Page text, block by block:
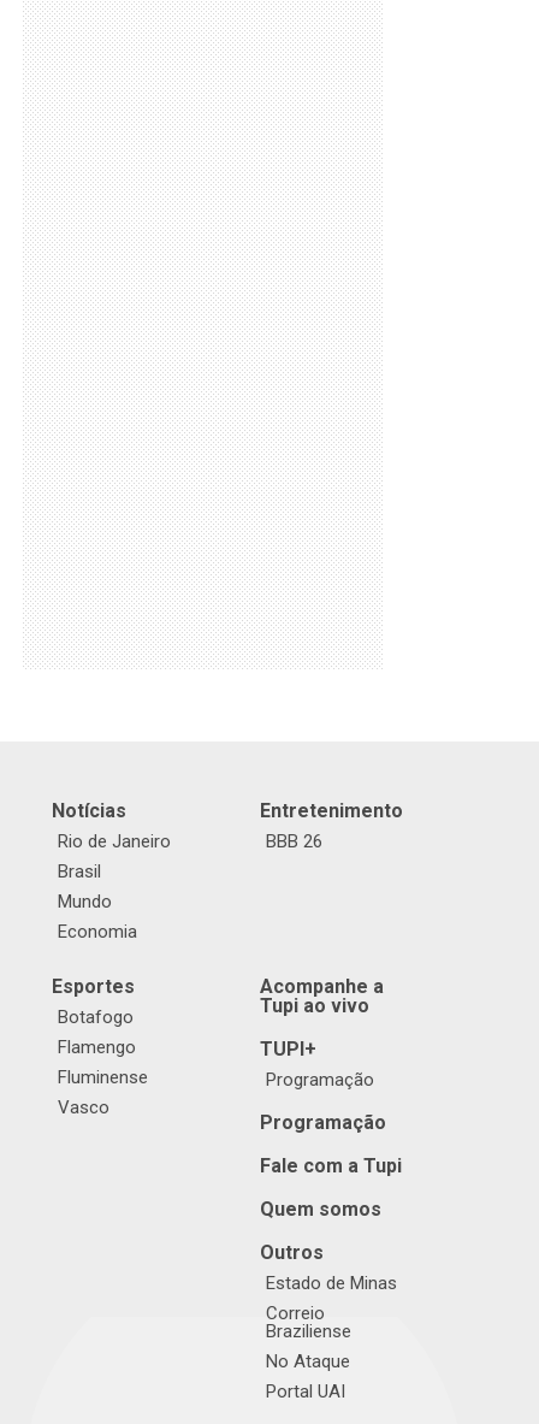
Notícias
Rio de Janeiro
Brasil
Mundo
Economia
Entretenimento
BBB 26
Esportes
Botafogo
Flamengo
Fluminense
Vasco
Acompanhe a
Tupi ao vivo
TUPI+
Programação
Programação
Fale com a Tupi
Quem somos
Outros
Estado de Minas
Correio
Braziliense
No Ataque
Portal UAI